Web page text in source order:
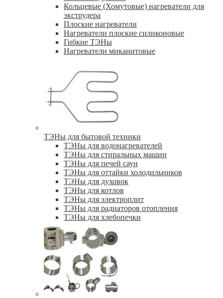
Кольцевые (Хомутовые) нагреватели для
экструдера
Плоские нагреватели
Нагреватели плоские силиконовые
Гибкие ТЭНы
Нагреватели миканитовые
ТЭНы для бытовой техники
ТЭНы для водонагревателей
ТЭНы для стиральных машин
ТЭНы для печей саун
ТЭНы для оттайки холодильников
ТЭНы для духовок
ТЭНы для котлов
ТЭНы для электроплит
ТЭНы для радиаторов отопления
ТЭНы для хлебопечки